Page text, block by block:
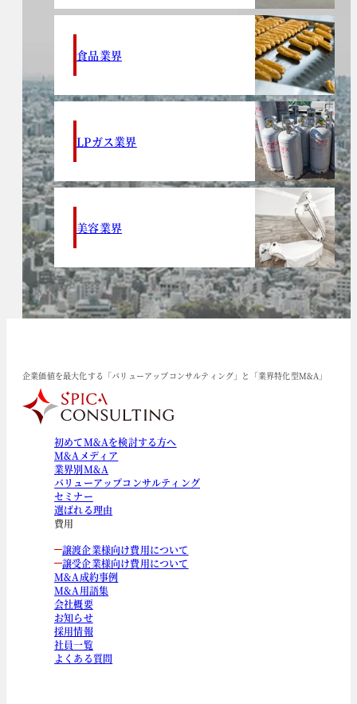
食品業界
LPガス業界
美容業界
企業価値を最大化する「バリューアップコンサルティング」と「業界特化型M&A」
初めてM&Aを検討する方へ
M&Aメディア
業界別M&A
バリューアップコンサルティング
セミナー
選ばれる理由
費用
譲渡企業様向け費用について
譲受企業様向け費用について
M&A成約事例
M&A用語集
会社概要
お知らせ
採用情報
社員一覧
よくある質問